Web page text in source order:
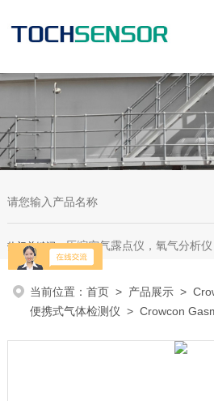
热门关键词：压缩空气露点仪，氧气分析仪，臭氧分析
当前位置：首页 > 产品展示 >
便携式气体检测仪 > Crowcon